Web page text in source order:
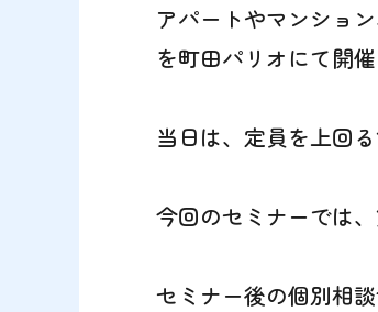
アパートやマンショ
を町田パリオにて開催
当日は、定員を上回
今回のセミナーでは
セミナー後の個別相